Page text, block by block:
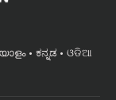
ಕನ್ನಡ
ଓଡିଆ